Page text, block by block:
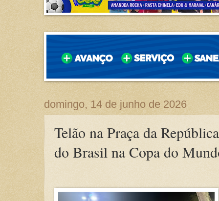
domingo, 14 de junho de 2026
Telão na Praça da
do Brasil na Copa do